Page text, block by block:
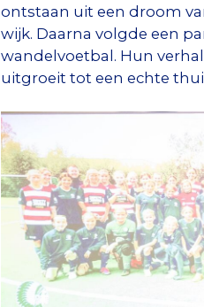
ontstaan uit een droom
wijk. Daarna volgde een
wandelvoetbal. Hun
uitgroeit tot een echte